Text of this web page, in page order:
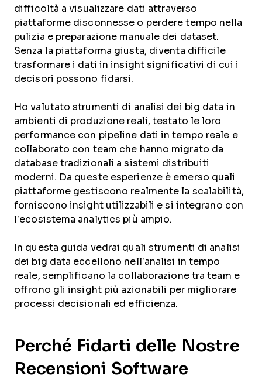
difficoltà a visualizzare dati attraverso
piattaforme disconnesse o perdere tempo nella
pulizia e preparazione manuale dei dataset.
Senza la piattaforma giusta, diventa difficile
trasformare i dati in insight significativi di cui i
decisori possono fidarsi.
Ho valutato strumenti di analisi dei big data in
ambienti di produzione reali, testato le loro
performance con pipeline dati in tempo reale e
collaborato con team che hanno migrato da
database tradizionali a sistemi distribuiti
moderni. Da queste esperienze è emerso quali
piattaforme gestiscono realmente la scalabilità,
forniscono insight utilizzabili e si integrano con
l’ecosistema analytics più ampio.
In questa guida vedrai quali strumenti di analisi
dei big data eccellono nell’analisi in tempo
reale, semplificano la collaborazione tra team e
offrono gli insight più azionabili per migliorare
processi decisionali ed efficienza.
Perché Fidarti delle Nostre
Recensioni Software